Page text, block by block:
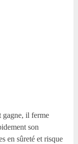
gagne, il ferme
son
en sûreté et risque